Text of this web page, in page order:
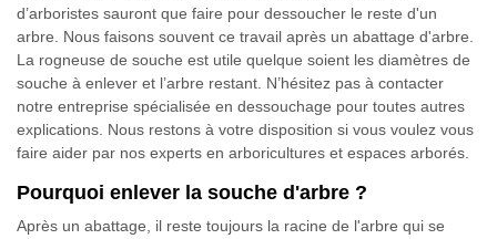
d’arboristes sauront que faire pour dessoucher le reste d'un
arbre. Nous faisons souvent ce travail après un abattage d'arbre.
La rogneuse de souche est utile quelque soient les diamètres de
souche à enlever et l’arbre restant. N’hésitez pas à contacter
notre entreprise spécialisée en dessouchage pour toutes autres
explications. Nous restons à votre disposition si vous voulez vous
faire aider par nos experts en arboricultures et espaces arborés.
Pourquoi enlever la souche d'arbre ?
Après un abattage, il reste toujours la racine de l'arbre qui se